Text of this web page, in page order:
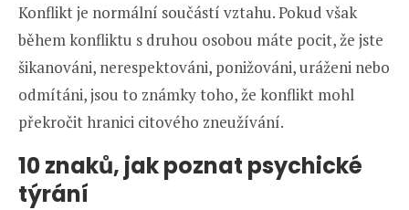
Konflikt je normální součástí vztahu. Pokud však
během konfliktu s druhou osobou máte pocit, že jste
šikanováni, nerespektováni, ponižováni, uráženi nebo
odmítáni, jsou to známky toho, že konflikt mohl
překročit hranici citového zneužívání.
10 znaků, jak poznat psychické
týrání